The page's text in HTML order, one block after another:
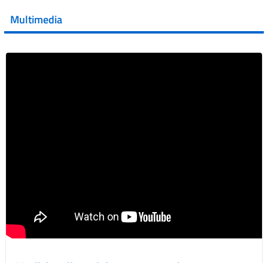
Vai al post →
Multimedia